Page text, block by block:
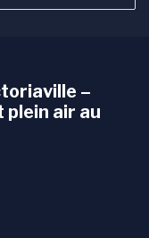
–
plein air au